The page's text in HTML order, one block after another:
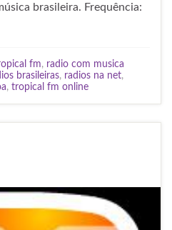
brasileira. Frequência:
fm, radio com musica
brasileiras, radios na net,
, tropical fm online